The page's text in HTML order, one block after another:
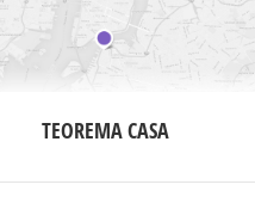
TEOREMA CASA